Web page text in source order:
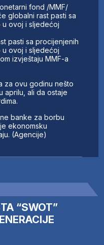
“SWOT”
fond /MMF/
globalni rast pasti sa
u ovoj i sljedećoj
pasti sa procijenjenih
u ovoj i sljedećoj
izvještaju MMF-a
za ovu godinu nešto
aprilu, ali da ostaje
banke za borbu
ekonomsku
(Agencije)